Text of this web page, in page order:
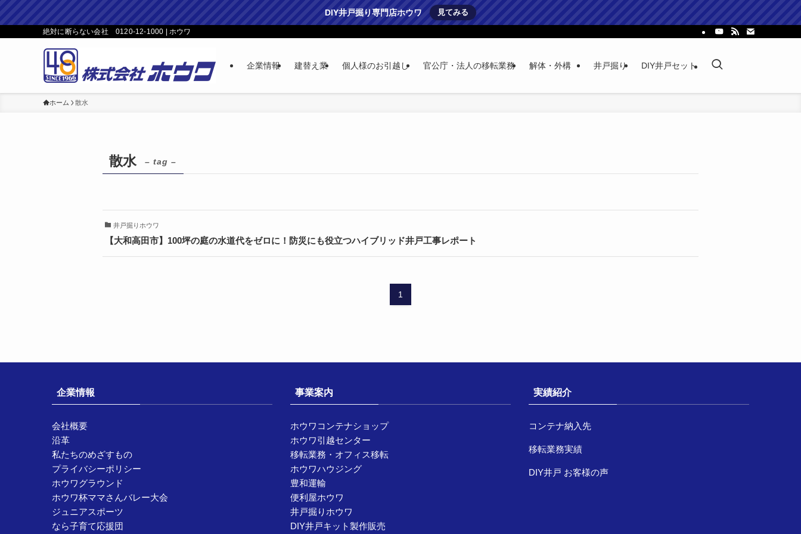
DIY井戸掘り専門店ホウワ 見てみる
絶対に断らない会社 0120-12-1000 | ホウワ
企業情報 建替え業 個人様のお引越し 官公庁・法人の移転業務 解体・外構 井戸掘り DIY井戸セット
ホーム 散水
散水 – tag –
井戸掘りホウワ
【大和高田市】100坪の庭の水道代をゼロに！防災にも役立つハイブリッド井戸工事レポート
1
企業情報
会社概要
沿革
私たちのめざすもの
プライバシーポリシー
ホウワグラウンド
ホウワ杯ママさんバレー大会
ジュニアスポーツ
なら子育て応援団
事業案内
ホウワコンテナショップ
ホウワ引越センター
移転業務・オフィス移転
ホウワハウジング
豊和運輸
便利屋ホウワ
井戸掘りホウワ
DIY井戸キット製作販売
実績紹介
コンテナ納入先
移転業務実績
DIY井戸 お客様の声